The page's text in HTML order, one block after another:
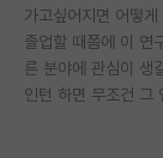
임용 정보 게
학부 인턴 게
가고싶어지면 어떻
졸업할 때쯤에 이 연
른 분야에 관심이 생
인턴 하면 무조건 그